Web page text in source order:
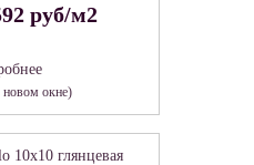
руб/м2
новом окне)
10x10 глянцевая